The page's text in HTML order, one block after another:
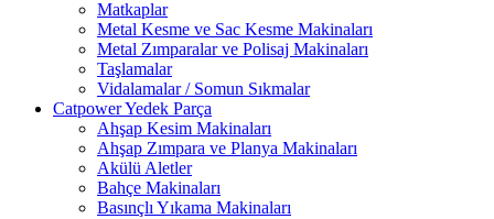
Matkaplar
Metal Kesme ve Sac Kesme Makinaları
Metal Zımparalar ve Polisaj Makinaları
Taşlamalar
Vidalamalar / Somun Sıkmalar
Catpower Yedek Parça
Ahşap Kesim Makinaları
Ahşap Zımpara ve Planya Makinaları
Akülü Aletler
Bahçe Makinaları
Basınçlı Yıkama Makinaları